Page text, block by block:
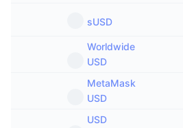
sUSD
Worldwide
USD
MetaMask
USD
USD